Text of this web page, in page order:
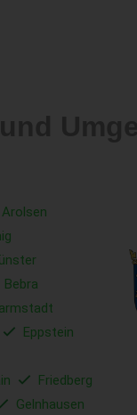
Arolsen
Bebra
Eppstein
Friedberg
Gelnhausen